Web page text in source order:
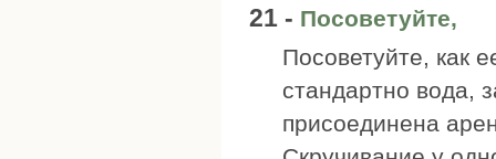
21 - Посоветуйте,
Посоветуйте, как
стандартно вода,
присоединена